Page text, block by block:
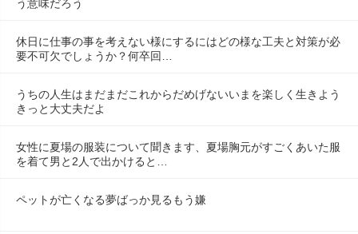
う意味だろう
休日に仕事の事を考えない様にするにはどの様な工夫と対策が必
要不可欠でしょうか？何卒回…
うちの人生はまだまだこれからだめげないいまを楽しく生きよう
きっと大丈夫だよ
女性に夏場の服装について聞きます、夏場胸元がすごくあいた服
を着て男と2人で出かけると…
ペットが亡くなる夢ばっか見るもう嫌